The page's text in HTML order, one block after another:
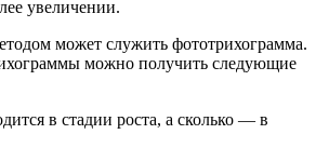
увеличении.
может служить фототрихограмма.
можно получить следующие
в стадии роста, а сколько — в